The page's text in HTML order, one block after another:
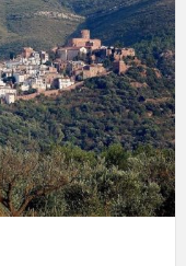
d'Emma Zafon